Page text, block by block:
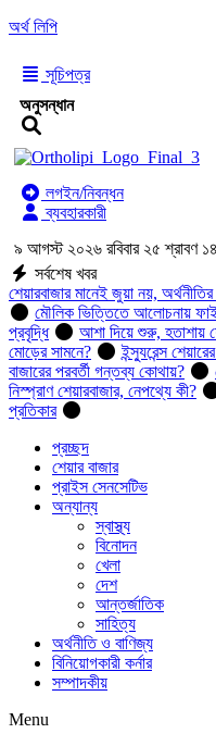
অর্থ লিপি
সূচিপত্র
অনুসন্ধান
লগইন/নিবন্ধন
ব্যবহারকারী
৯ আগস্ট ২০২৬ রবিবার ২৫ শ্রাবণ
সর্বশেষ খবর
শেয়ারবাজার মানেই জুয়া নয়,
মৌলিক ভিত্তিতে আলোচনায়
প্রবৃদ্ধি
আশা দিয়ে শুরু, হতাশায়
মোড়ের সামনে?
ইন্স্যুরেন্স
বাজারের পরবর্তী গন্তব্য কোথায়?
নিস্প্রাণ শেয়ারবাজার, নেপথ্যে কী?
প্রতিকার
প্রচ্ছদ
শেয়ার বাজার
প্রাইস সেনসেটিভ
অন্যান্য
স্বাস্থ্য
বিনোদন
খেলা
দেশ
আন্তর্জাতিক
সাহিত্য
অর্থনীতি ও বাণিজ্য
বিনিয়োগকারী কর্নার
সম্পাদকীয়
Menu